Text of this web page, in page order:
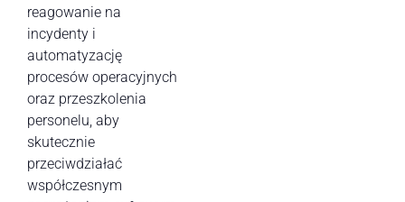
reagowanie na
incydenty i
automatyzację
procesów operacyjnych
oraz przeszkolenia
personelu, aby
skutecznie
przeciwdziałać
współczesnym